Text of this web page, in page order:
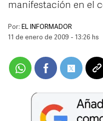
manifestación en el
Por: EL INFORMADOR
11 de enero de 2009 - 13:26 hs